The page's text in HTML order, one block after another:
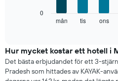
visar
det
genomsnittliga
Diagrammet
rumspriset
för
varje
veckodag.
mån tis ons
0
Hur mycket kostar ett hotell i
Det bästa erbjudandet för ett 3-
Pradesh som hittades av KAYAK-